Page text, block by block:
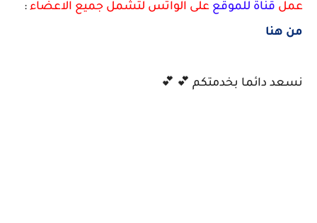
عمل قناة للموقع على الواتس لتشمل جميع الاعضاء :
من هنا
نسعد دائما بخدمتكم 💕 💕